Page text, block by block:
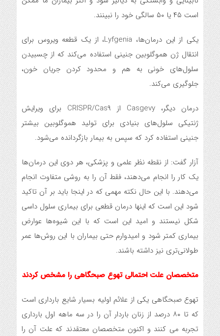
است ۴۵ یا ۵۰ سالگی خود را نبینند.
یکی از این درمان‌ها، Lyfgenia، از یک قطعه ویروس برای
انتقال ژن هموگلوبین جنینی استفاده می‌کند که از چسبیدن
سلول‌های خونی به هم و محدود کردن جریان خون،
جلوگیری می‌کند.
درمان دیگر، Casgevy از CRISPR/Cas۹ برای ویرایش
ژنتیکی سلول‌های بنیادی برای تولید هموگلوبین بیشتر
جنینی استفاده کرد که سپس به بیمار بازگردانده می‌شود.
آزار گفت: از نقطه نظر علمی و پزشکی، هر دوی این درمان‌ها
یک کار را انجام می‌دهند، فقط آن را به روشی متفاوت انجام
می‌دهند. با این حال نکته مهمی که در اینجا باید بر آن تاکید
شود این است که اینها درمان قطعی برای بیماری سلول داسی
شکل نیستند و امید این است که با این شیوه‌ها عوارض
بیماری کمتر شود و امیدوارم حتی بیماران با این روش‌ها عمر
طولانی‌تری نیز داشته باشند.
متخصصان علت احتمالی تهوع صبحگاهی را مشخص کردند
تهوع صبحگاهی یکی از علائم اولیه بسیار شایع بارداری است
که تا ۸۰ درصد از زنان باردار آن را در سه ماهه اول بارداری
تجربه می کنند و اکنون متخصصان معتقدند که علت آن را